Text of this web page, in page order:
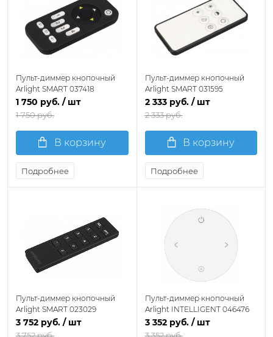
Пульт-диммер кнопочный
Arlight SMART 037418
1 750 руб. / шт
1 750 руб.
В корзину
Подробнее
Пульт-диммер кнопочный
Arlight SMART 031595
2 333 руб. / шт
2 333 руб.
В корзину
Подробнее
Пульт-диммер кнопочный
Arlight SMART 023029
3 752 руб. / шт
Пульт-диммер кнопочный
Arlight INTELLIGENT 046476
3 352 руб. / шт